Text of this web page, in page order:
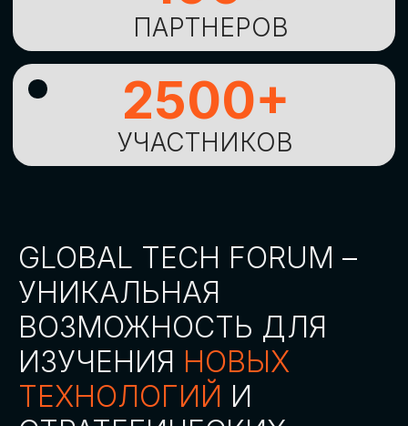
ОСТАВИТЬ
ЗАЯВКУ
СКАЧАТЬ ПРОГРАММУ
СТАТЬ СПИКЕРОМ
Оставьте заявку, наши менеджеры
СТАТЬ УЧАСТНИКОМ